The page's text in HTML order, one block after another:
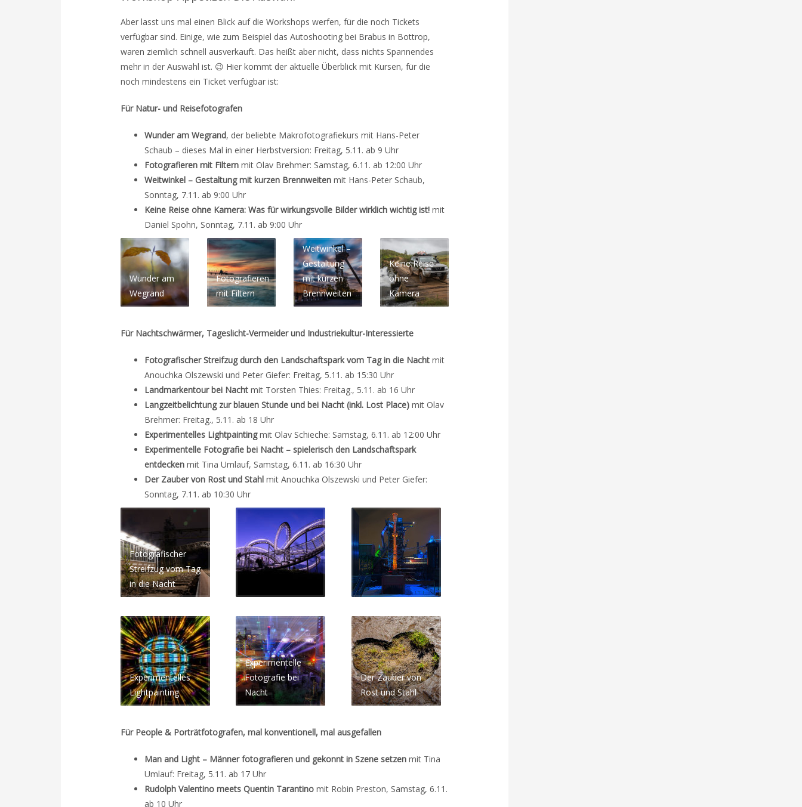
Aber lasst uns mal einen Blick auf die Workshops werfen, für die noch Tickets
verfügbar sind. Einige, wie zum Beispiel das Autoshooting bei Brabus in Bottrop,
waren ziemlich schnell ausverkauft. Das heißt aber nicht, dass nichts Spannendes
mehr in der Auswahl ist. 😉 Hier kommt der aktuelle Überblick mit Kursen, für die
noch mindestens ein Ticket verfügbar ist:
Für Natur- und Reisefotografen
Wunder am Wegrand, der beliebte Makrofotografiekurs mit Hans-Peter
Schaub – dieses Mal in einer Herbstversion: Freitag, 5.11. ab 9 Uhr
Fotografieren mit Filtern mit Olav Brehmer: Samstag, 6.11. ab 12:00 Uhr
Weitwinkel – Gestaltung mit kurzen Brennweiten mit Hans-Peter Schaub,
Sonntag, 7.11. ab 9:00 Uhr
Keine Reise ohne Kamera: Was für wirkungsvolle Bilder wirklich wichtig ist! mit
Daniel Spohn, Sonntag, 7.11. ab 9:00 Uhr
Wunder am
Wegrand
Fotografieren
mit Filtern
Weitwinkel –
Gestaltung
mit kurzen
Brennweiten
Keine Reise
ohne
Kamera
Für Nachtschwärmer, Tageslicht-Vermeider und Industriekultur-Interessierte
Fotografischer Streifzug durch den Landschaftspark vom Tag in die Nacht mit
Anouchka Olszewski und Peter Giefer: Freitag, 5.11. ab 15:30 Uhr
Landmarkentour bei Nacht mit Torsten Thies: Freitag., 5.11. ab 16 Uhr
Langzeitbelichtung zur blauen Stunde und bei Nacht (inkl. Lost Place) mit Olav
Brehmer: Freitag., 5.11. ab 18 Uhr
Experimentelles Lightpaintingmit Olav Schieche: Samstag, 6.11. ab 12:00 Uhr
Experimentelle Fotografie bei Nacht – spielerisch den Landschaftspark
entdecken mit Tina Umlauf, Samstag, 6.11. ab 16:30 Uhr
Der Zauber von Rost und Stahl mit Anouchka Olszewski und Peter Giefer:
Sonntag, 7.11. ab 10:30 Uhr
Fotografischer
Streifzug vom Tag
in die Nacht
Experimentelles
Lightpainting
Experimentelle
Fotografie bei
Nacht
Der Zauber von
Rost und Stahl
Für People & Porträtfotografen, mal konventionell, mal ausgefallen
Man and Light – Männer fotografieren und gekonnt in Szene setzen mit Tina
Umlauf: Freitag, 5.11. ab 17 Uhr
Rudolph Valentino meets Quentin Tarantino mit Robin Preston, Samstag, 6.11.
ab 10 Uhr